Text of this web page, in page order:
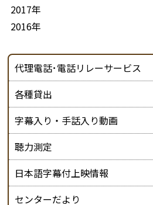
2017年
2016年
代理電話･電話リレーサービス
各種貸出
字幕入り・手話入り動画
聴力測定
日本語字幕付上映情報
センターだより